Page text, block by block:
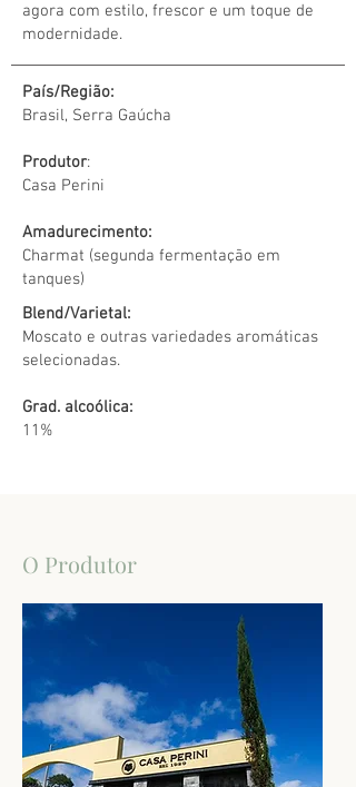
agora com estilo, frescor e um toque de
modernidade.
País/Região:
Brasil, Serra Gaúcha
Produtor:
Casa Perini
Amadurecimento:
Charmat (segunda fermentação em
tanques)
Blend/Varietal:
Moscato e outras variedades aromáticas
selecionadas.
Grad. alcoólica:
11%
O Produtor